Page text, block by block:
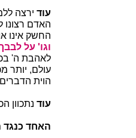
עוד ירצה
האדם רצונו
החשק אינו
וגו' על
לאהבת ה'
עולם, יותר
הוית
עוד נתכוון
האחד